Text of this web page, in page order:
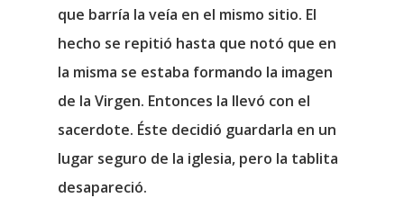
que barría la veía en el mismo sitio. El
hecho se repitió hasta que notó que en
la misma se estaba formando la imagen
de la Virgen. Entonces la llevó con el
sacerdote. Éste decidió guardarla en un
lugar seguro de la iglesia, pero la tablita
desapareció.